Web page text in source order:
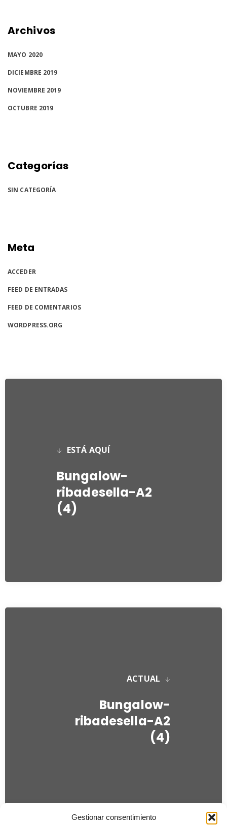
Gestionar consentimiento
Archivos
MAYO 2020
DICIEMBRE 2019
NOVIEMBRE 2019
OCTUBRE 2019
Categorías
SIN CATEGORÍA
Meta
ACCEDER
FEED DE ENTRADAS
FEED DE COMENTARIOS
WORDPRESS.ORG
ESTÁ AQUÍ
Bungalow-
ribadesella-A2
(4)
ACTUAL
Bungalow-
ribadesella-A2
(4)